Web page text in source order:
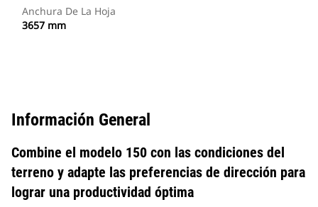
Anchura De La Hoja
3657 mm
Información General
Combine el modelo 150 con las condiciones del
terreno y adapte las preferencias de dirección para
lograr una productividad óptima